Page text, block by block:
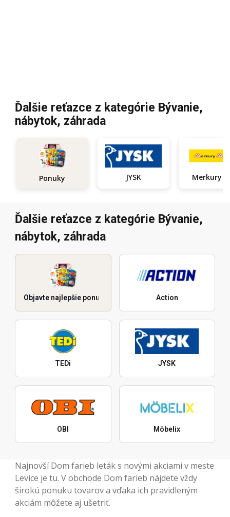
Ďalšie reťazce z kategórie Bývanie,
nábytok, záhrada
Ponuky JYSK
Ďalšie reťazce z kategórie Bývanie,
nábytok, záhrada
Objavte najlepšie ponuky Action
TEDi JYSK
OBI Möbelix
Najnovší Dom farieb leták s novými akciami v meste
Levice je tu. V obchode Dom farieb nájdete vždy
širokú ponuku tovarov a vďaka ich pravidleným
akciám môžete aj ušetriť.